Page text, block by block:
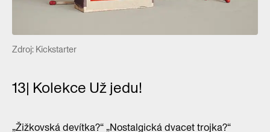
Zdroj: Kickstarter
13| Kolekce Už jedu!
„Žižkovská devítka?“ „Nostalgická dvacet trojka?“